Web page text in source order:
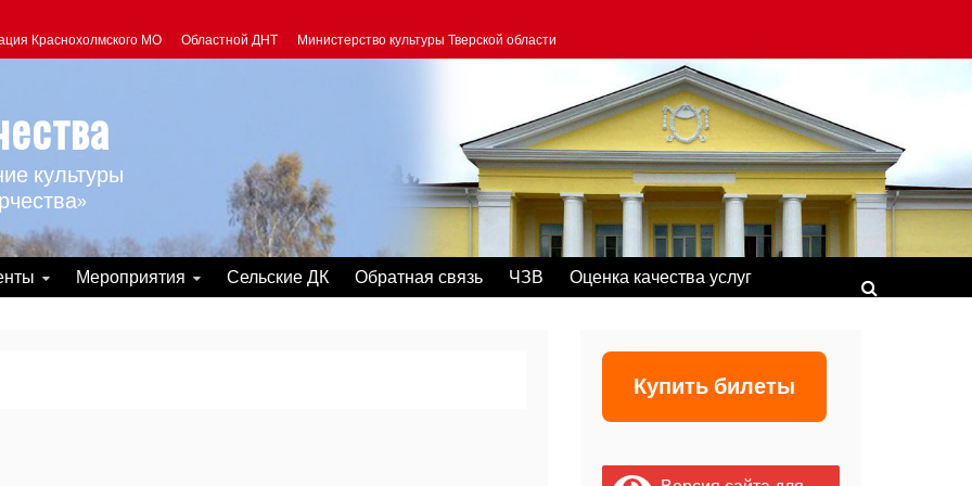
Краснохолмского МО Областной ДНТ Министерство культуры Тверской области
культуры
Мероприятия Сельские ДК Обратная связь ЧЗВ Оценка качества услуг
Купить билеты